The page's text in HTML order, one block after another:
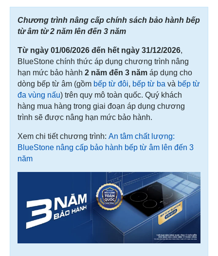
Chương trình nâng cấp chính sách bảo hành bếp
từ âm từ 2 năm lên đến 3 năm
Từ ngày 01/06/2026 đến hết ngày 31/12/2026,
BlueStone chính thức áp dụng chương trình nâng
hạn mức bảo hành 2 năm đến 3 năm áp dụng cho
dòng bếp từ âm (gồm bếp từ đôi, bếp từ ba và bếp từ
đa vùng nấu) trên quy mô toàn quốc. Quý khách
hàng mua hàng trong giai đoạn áp dụng chương
trình sẽ được nâng hạn mức bảo hành.
Xem chi tiết chương trình: An tâm chất lượng:
BlueStone nâng cấp bảo hành bếp từ âm lên đến 3
năm